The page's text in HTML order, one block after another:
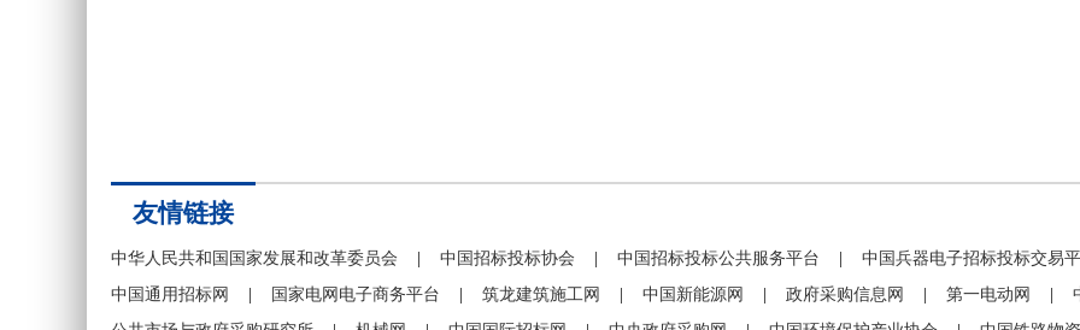
友情链接
中华人民共和国国家发展和改革委员会 中国招标投标协会 中国招标投标公共服务平台
中国兵器电子招标投标交易
中国通用招标网
国家电网电子商务平台 筑龙建筑施工网 中国新能源网 政府采购信息网 第一电动网